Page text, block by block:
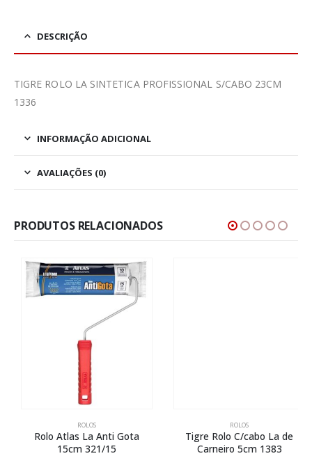
DESCRIÇÃO
TIGRE ROLO LA SINTETICA PROFISSIONAL S/CABO 23CM
1336
INFORMAÇÃO ADICIONAL
AVALIAÇÕES (0)
PRODUTOS RELACIONADOS
ROLOS
Rolo Atlas La Anti Gota
15cm 321/15
ROLOS
Tigre Rolo C/cabo La de
Carneiro 5cm 1383